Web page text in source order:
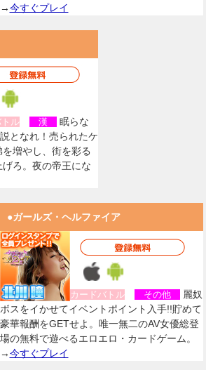
→今すぐプレイ
トル 漢
眠らな
となれ！売られたケ
増やし、街を彩る
ろ。夜の帝王にな
●ガールズ・ヘルファイア
カードバトル その他
麗奴
ボスをイかせてイベントポイント入手!!貯めて
豪華報酬をGETせよ。唯一無二のAV女優総登
場の無料で遊べるエロエロ・カードゲーム。
→今すぐプレイ